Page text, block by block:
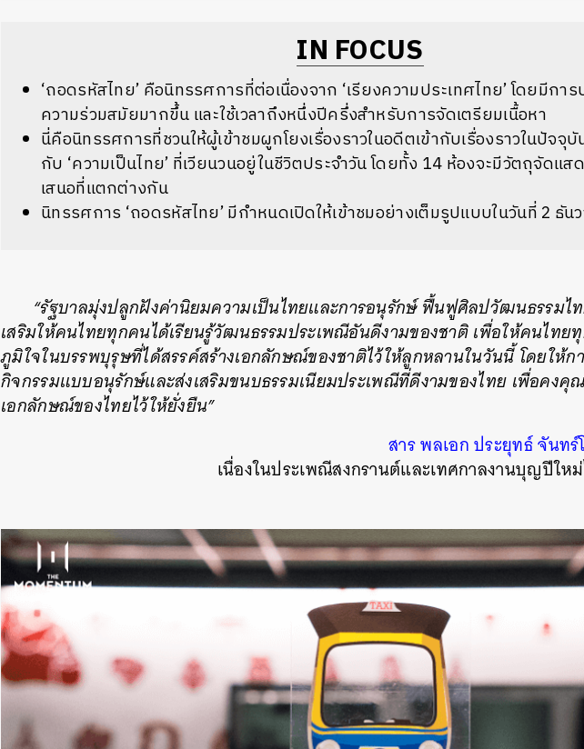
IN FOCUS
‘ถอดรหัสไทย’ คือนิทรรศการที่ต่อเนื่องจาก ‘เรียงความประเทศไทย’ โดยมีกา
ความร่วมสมัยมากขึ้น และใช้เวลาถึงหนึ่งปีครึ่งสำหรับการจัดเตรียมเนื้อหา
นี่คือนิทรรศการที่ชวนให้ผู้เข้าชมผูกโยงเรื่องราวในอดีตเข้ากับเรื่องราวในปัจจุ
กับ ‘ความเป็นไทย’ ที่เวียนวนอยู่ในชีวิตประจำวัน โดยทั้ง 14 ห้องจะมีวัตถุจัดแส
เสนอที่แตกต่างกัน
นิทรรศการ ‘ถอดรหัสไทย’ มีกำหนดเปิดให้เข้าชมอย่างเต็มรูปแบบในวันที่ 2 ธัน
“รัฐบาลมุ่งปลูกฝังค่านิยมความเป็นไทยและการอนุรักษ์ ฟื้นฟูศิลปวัฒนธรรมไ
เสริมให้คนไทยทุกคนได้เรียนรู้วัฒนธรรมประเพณีอันดีงามของชาติ เพื่อให้คนไท
ภูมิใจในบรรพบุรุษที่ได้สรรค์สร้างเอกลักษณ์ของชาติไว้ให้ลูกหลานในวันนี้ โดยให้
กิจกรรมแบบอนุรักษ์และส่งเสริมขนบธรรมเนียมประเพณีที่ดีงามของไทย เพื่อคงคุ
เอกลักษณ์ของไทยไว้ให้ยั่งยืน”
สาร พลเอก ประยุทธ์ จันทร์
เนื่องในประเพณีสงกรานต์และเทศกาลงานบุญปีให